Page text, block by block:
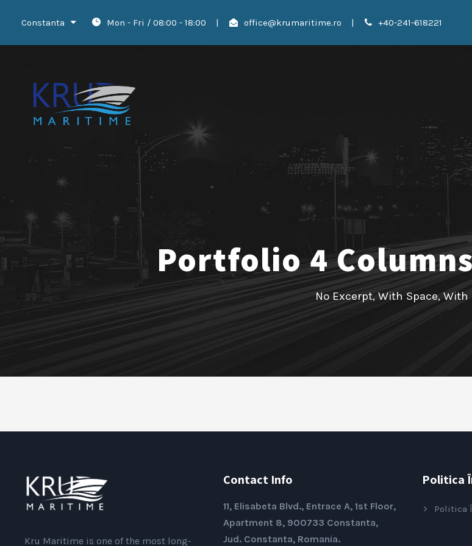
Constanta Mon - Fri / 08:00 - 18:00 | office@krumaritime.ro | +40-241-618221
Portfolio 4
No Excerpt, With Space, With
Kru Maritime is one of the most long-
Contact Info
11, Elisabeta Blvd., Entrace A, 1st Floor,
Apartment 8, 900733 Constanta,
Jud. Constanta, Romania.
Politica
Politica